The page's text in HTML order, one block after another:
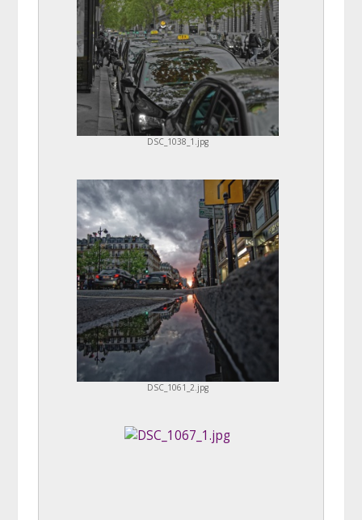
DSC_1038_1.jpg
DSC_1061_2.jpg